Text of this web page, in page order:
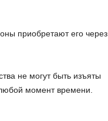
приобретают его через
не могут быть изъяты
момент времени.